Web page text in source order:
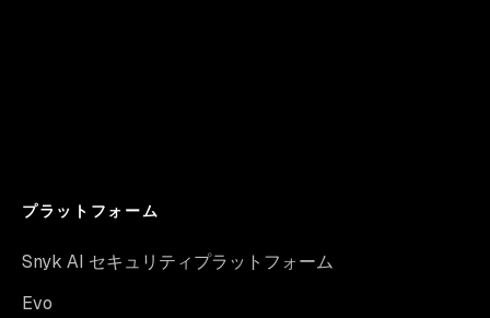
プラットフォーム
Snyk AI セキュリティプラットフォーム
Evo